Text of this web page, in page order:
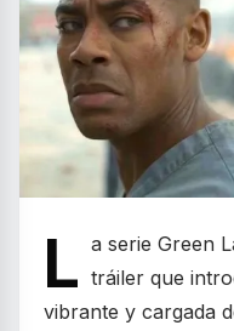
L a serie Green
tráiler que
vibrante y cargada